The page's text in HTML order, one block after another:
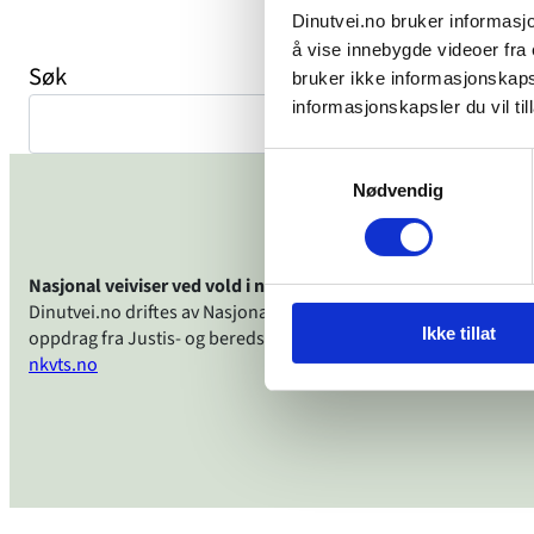
Dinutvei.no bruker
å vise innebygde videoer
bruker ikke
informasjonskapsler du vil
Nødvendig
Ikke tillat
Søk
Nasjonal veiviser ved vold i nære relasjoner, voldtekt og
Dinutvei.no driftes av Nasjonalt kunnskapssenter om vold og
oppdrag fra Justis- og beredskapsdepartementet.
nkvts.no